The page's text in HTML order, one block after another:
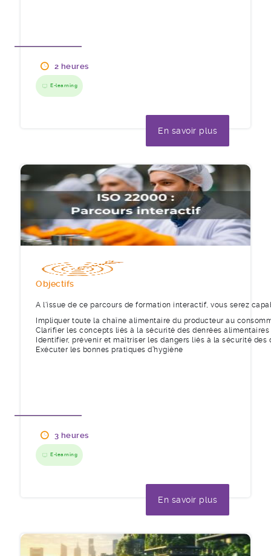
2 heures
E-learning
En savoir plus
Objectifs
A l'issue de ce parcours de formation interactif, vous serez
Impliquer toute la chaîne alimentaire du producteur au
Clarifier les concepts liés à la sécurité des denrées alimentaires
Identifier, prévenir et maîtriser les dangers liés à la sécurité des
Exécuter les bonnes pratiques d’hygiène
3 heures
E-learning
En savoir plus